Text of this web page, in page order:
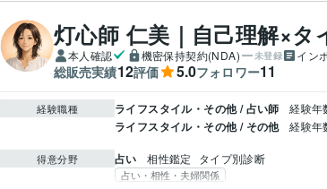
灯心師 仁美｜自己理解×タ
本人確認 機密保持契約(NDA) 未登録 イン
総販売実績12評価 5.0フォロワー11
経験職種 ライフスタイル・その他 / 占い師 経験年
ライフスタイル・その他 / その他 経験年
得意分野 占い 相性鑑定 タイプ別診断
占い・相性・夫婦関係